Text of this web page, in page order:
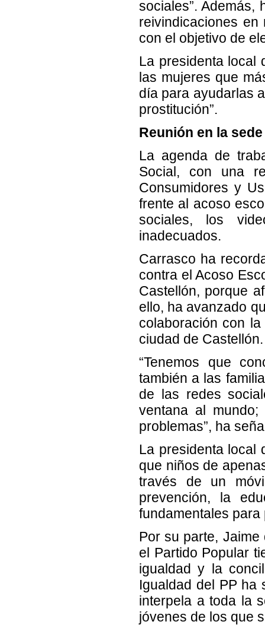
sociales”. Además,
reivindicaciones
con el objetivo de
La presidenta local
las mujeres que
día para ayudarlas
prostitución”.
Reunión en la
La agenda de
Social, con una
Consumidores y
frente al acoso
sociales, los
inadecuados.
Carrasco ha
contra el Acoso
Castellón, porque
ello, ha avanzado
colaboración con
ciudad de Castellón.
“Tenemos que
también a las
de las redes
ventana al
problemas”, ha
La presidenta local
que niños de
través de un
prevención, la
fundamentales para
Por su parte,
el Partido Popular
igualdad y la
Igualdad del PP ha
interpela a toda la
jóvenes de los que